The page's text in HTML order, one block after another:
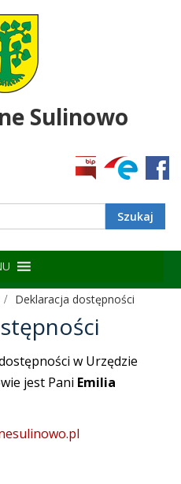
Sulinowo
Deklaracja dostępności
w Urzędzie
jest Pani Emilia